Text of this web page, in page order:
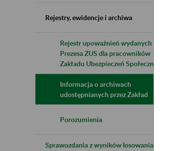
Rejestry, ewidencje i archiwa
Rejestr upoważnień wydanych przez
Prezesa ZUS dla pracowników
Zakładu Ubezpieczeń Społecznych
Informacja o archiwach
udostępnianych przez Zakład
Porozumienia
Sprawozdania z wyników losowania do